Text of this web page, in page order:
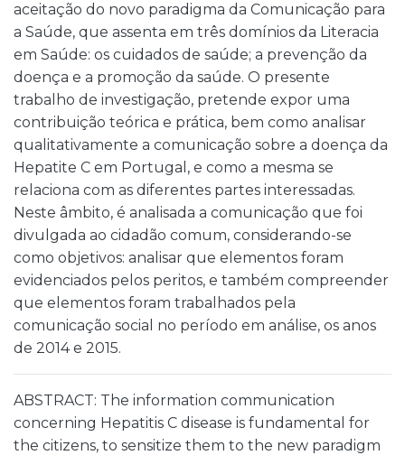
aceitação do novo paradigma da Comunicação para
a Saúde, que assenta em três domínios da Literacia
em Saúde: os cuidados de saúde; a prevenção da
doença e a promoção da saúde. O presente
trabalho de investigação, pretende expor uma
contribuição teórica e prática, bem como analisar
qualitativamente a comunicação sobre a doença da
Hepatite C em Portugal, e como a mesma se
relaciona com as diferentes partes interessadas.
Neste âmbito, é analisada a comunicação que foi
divulgada ao cidadão comum, considerando-se
como objetivos: analisar que elementos foram
evidenciados pelos peritos, e também compreender
que elementos foram trabalhados pela
comunicação social no período em análise, os anos
de 2014 e 2015.
ABSTRACT: The information communication
concerning Hepatitis C disease is fundamental for
the citizens, to sensitize them to the new paradigm